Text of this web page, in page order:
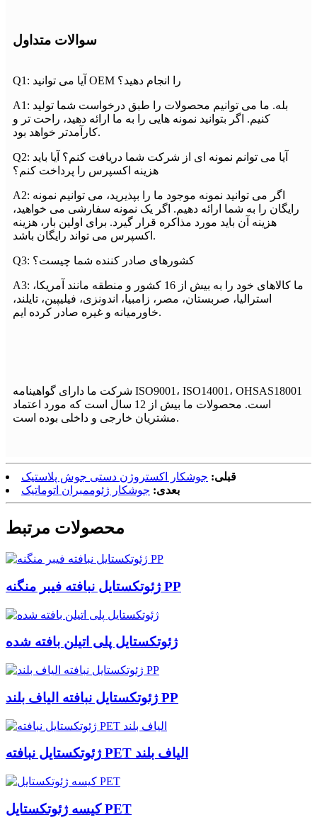
سوالات متداول
Q1: آیا می توانید OEM را انجام دهید؟
A1: بله. ما می توانیم محصولات را طبق درخواست شما تولید
کنیم. اگر بتوانید نمونه هایی را به ما ارائه دهید، راحت تر و
کارآمدتر خواهد بود.
Q2: آیا می توانم نمونه ای از شرکت شما دریافت کنم؟ آیا باید
هزینه اکسپرس را پرداخت کنم؟
A2: اگر می توانید نمونه موجود ما را بپذیرید، می توانیم نمونه
رایگان را به شما ارائه دهیم. اگر یک نمونه سفارشی می خواهید،
هزینه آن باید مورد مذاکره قرار گیرد. برای اولین بار، هزینه
اکسپرس می تواند رایگان باشد.
Q3: کشورهای صادر کننده شما چیست؟
A3: ما کالاهای خود را به بیش از 16 کشور و منطقه مانند آمریکا،
استرالیا، صربستان، مصر، زامبیا، اندونزی، فیلیپین، تایلند،
خاورمیانه و غیره صادر کرده ایم.
شرکت ما دارای گواهینامه ISO9001، ISO14001، OHSAS18001
است. محصولات ما بیش از 12 سال است که مورد اعتماد
مشتریان خارجی و داخلی بوده است.
قبلی: جوشکار اکستروژن دستی جوش پلاستیک
بعدی: جوشکار ژئوممبران اتوماتیک
محصولات مرتبط
ژئوتکستایل نبافته فیبر منگنه PP
ژئوتکستایل پلی اتیلن بافته شده
ژئوتکستایل نبافته الیاف بلند PP
ژئوتکستایل نبافته PET الیاف بلند
کیسه ژئوتکستایل PET